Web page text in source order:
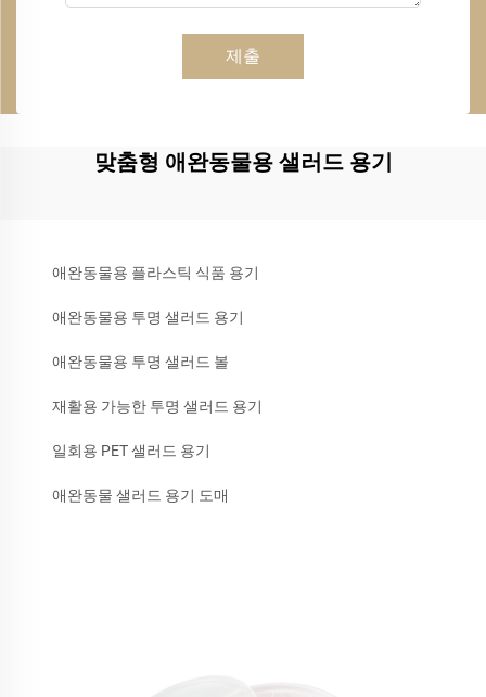
제출
맞춤형 애완동물용 샐러드 용기
애완동물용 플라스틱 식품 용기
애완동물용 투명 샐러드 용기
애완동물용 투명 샐러드 볼
재활용 가능한 투명 샐러드 용기
일회용 PET 샐러드 용기
애완동물 샐러드 용기 도매